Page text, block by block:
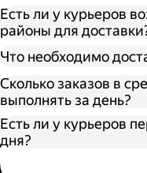
Есть ли у курьеров
районы для
Что необходимо
Сколько заказов в
выполнять за день?
Есть ли у курьеров
дня?